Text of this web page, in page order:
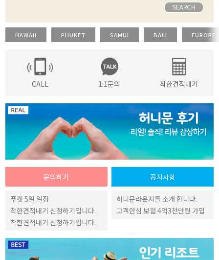
HAWAII PHUKET SAMUI BALI EUROPE
CALL 1:1문의 착한견적내기
문의하기 공지사항
푸켓 5일 일정
착한견적내기 신청하기입니다.
착한견적내기 신청하기입니다.
허니문라운지를 소개 합니다.
고객안심 보험 4억3천만원 가입